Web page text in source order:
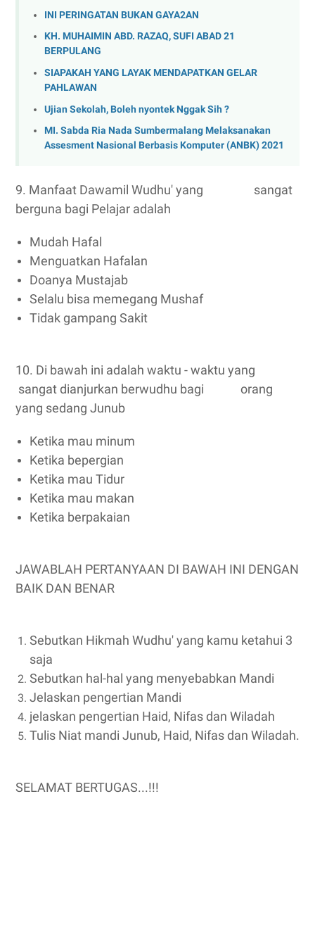
INI PERINGATAN BUKAN GAYA2AN
KH. MUHAIMIN ABD. RAZAQ, SUFI ABAD 21
BERPULANG
SIAPAKAH YANG LAYAK MENDAPATKAN GELAR
PAHLAWAN
Ujian Sekolah, Boleh nyontek Nggak Sih ?
MI. Sabda Ria Nada Sumbermalang Melaksanakan
Assesment Nasional Berbasis Komputer (ANBK) 2021
9. Manfaat Dawamil Wudhu' yang sangat
berguna bagi Pelajar adalah
Mudah Hafal
Menguatkan Hafalan
Doanya Mustajab
Selalu bisa memegang Mushaf
Tidak gampang Sakit
10. Di bawah ini adalah waktu - waktu yang
sangat dianjurkan berwudhu bagi orang
yang sedang Junub
Ketika mau minum
Ketika bepergian
Ketika mau Tidur
Ketika mau makan
Ketika berpakaian
JAWABLAH PERTANYAAN DI BAWAH INI DENGAN
BAIK DAN BENAR
Sebutkan Hikmah Wudhu' yang kamu ketahui 3
saja
Sebutkan hal-hal yang menyebabkan Mandi
Jelaskan pengertian Mandi
jelaskan pengertian Haid, Nifas dan Wiladah
Tulis Niat mandi Junub, Haid, Nifas dan Wiladah.
SELAMAT BERTUGAS...!!!